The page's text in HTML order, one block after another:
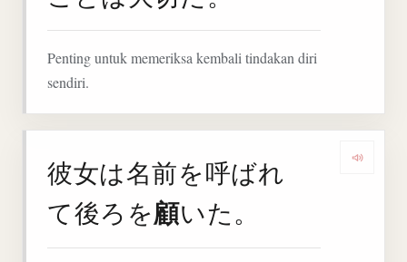
Penting untuk memeriksa kembali tindakan diri
sendiri.
彼女は名前を呼ばれ
て後ろを顧いた。